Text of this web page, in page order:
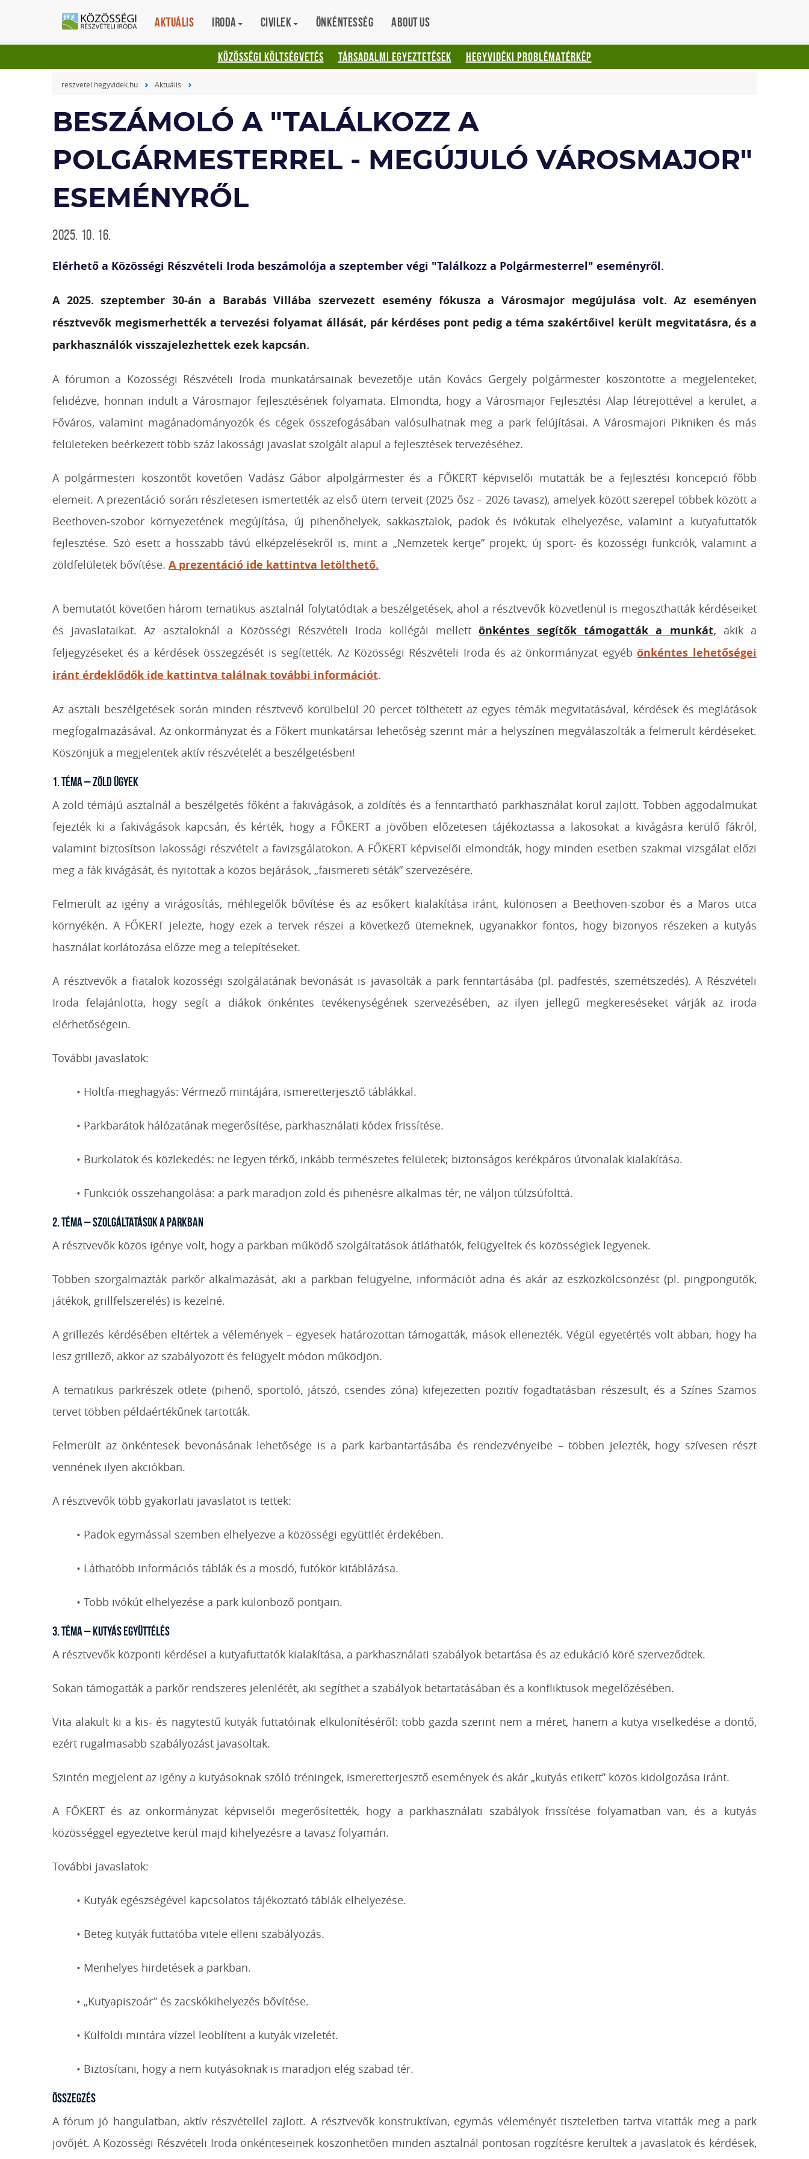
Aktuális Iroda Civilek Önkéntesség About us
KÖZÖSSÉGI KÖLTSÉGVETÉS TÁRSADALMI EGYEZTETÉSEK HEGYVIDÉKI PROBLÉMATÉRKÉP
reszvetel.hegyvidek.hu Aktuális
BESZÁMOLÓ A "TALÁLKOZZ A
POLGÁRMESTERREL - MEGÚJULÓ VÁROSMAJOR"
ESEMÉNYRŐL
2025. 10. 16.
Elérhető a Közösségi Részvételi Iroda beszámolója a szeptember végi "Találkozz a Polgármesterrel" eseményről.
A 2025. szeptember 30-án a Barabás Villába szervezett esemény fókusza a Városmajor megújulása volt. Az eseményen
résztvevők megismerhették a tervezési folyamat állását, pár kérdéses pont pedig a téma szakértőivel került megvitatásra, és a
parkhasználók visszajelezhettek ezek kapcsán.
A fórumon a Közösségi Részvételi Iroda munkatársainak bevezetője után Kovács Gergely polgármester köszöntötte a megjelenteket,
felidézve, honnan indult a Városmajor fejlesztésének folyamata. Elmondta, hogy a Városmajor Fejlesztési Alap létrejöttével a kerület, a
Főváros, valamint magánadományozók és cégek összefogásában valósulhatnak meg a park felújításai. A Városmajori Pikniken és más
felületeken beérkezett több száz lakossági javaslat szolgált alapul a fejlesztések tervezéséhez.
A polgármesteri köszöntőt követően Vadász Gábor alpolgármester és a FŐKERT képviselői mutatták be a fejlesztési koncepció főbb
elemeit. A prezentáció során részletesen ismertették az első ütem terveit (2025 ősz – 2026 tavasz), amelyek között szerepel többek között a
Beethoven-szobor környezetének megújítása, új pihenőhelyek, sakkasztalok, padok és ivókutak elhelyezése, valamint a kutyafuttatók
fejlesztése. Szó esett a hosszabb távú elképzelésekről is, mint a „Nemzetek kertje” projekt, új sport- és közösségi funkciók, valamint a
zöldfelületek bővítése. A prezentáció ide kattintva letölthető.
A bemutatót követően három tematikus asztalnál folytatódtak a beszélgetések, ahol a résztvevők közvetlenül is megoszthatták kérdéseiket
és javaslataikat. Az asztaloknál a Közösségi Részvételi Iroda kollégái mellett önkéntes segítők támogatták a munkát, akik a
feljegyzéseket és a kérdések összegzését is segítették. Az Közösségi Részvételi Iroda és az önkormányzat egyébönkéntes lehetőségei
iránt érdeklődők ide kattintva találnak további információt.
Az asztali beszélgetések során minden résztvevő körülbelül 20 percet tölthetett az egyes témák megvitatásával, kérdések és meglátások
megfogalmazásával. Az önkormányzat és a Főkert munkatársai lehetőség szerint már a helyszínen megválaszolták a felmerült kérdéseket.
Köszönjük a megjelentek aktív részvételét a beszélgetésben!
1. téma – Zöld ügyek
A zöld témájú asztalnál a beszélgetés főként a fakivágások, a zöldítés és a fenntartható parkhasználat körül zajlott. Többen aggodalmukat
fejezték ki a fakivágások kapcsán, és kérték, hogy a FŐKERT a jövőben előzetesen tájékoztassa a lakosokat a kivágásra kerülő fákról,
valamint biztosítson lakossági részvételt a favizsgálatokon.A FŐKERT képviselői elmondták, hogy minden esetben szakmai vizsgálat előzi
meg a fák kivágását, és nyitottak a közös bejárások, „faismereti séták” szervezésére.
Felmerült az igény a virágosítás, méhlegelők bővítése és az esőkert kialakítása iránt, különösen a Beethoven-szobor és a Maros utca
környékén. A FŐKERT jelezte, hogy ezek a tervek részei a következő ütemeknek, ugyanakkor fontos, hogy bizonyos részeken a kutyás
használat korlátozása előzze meg a telepítéseket.
A résztvevők a fiatalok közösségi szolgálatának bevonását is javasolták a park fenntartásába (pl. padfestés, szemétszedés). A Részvételi
Iroda felajánlotta, hogy segít a diákok önkéntes tevékenységének szervezésében, az ilyen jellegű megkereséseket várják az iroda
elérhetőségein.
További javaslatok:
• Holtfa-meghagyás: Vérmező mintájára, ismeretterjesztő táblákkal.
• Parkbarátok hálózatának megerősítése, parkhasználati kódex frissítése.
• Burkolatok és közlekedés: ne legyen térkő, inkább természetes felületek; biztonságos kerékpáros útvonalak kialakítása.
• Funkciók összehangolása: a park maradjon zöld és pihenésre alkalmas tér, ne váljon túlzsúfolttá.
2. téma – Szolgáltatások a parkban
A résztvevők közös igénye volt, hogy a parkban működő szolgáltatások átláthatók, felügyeltek és közösségiek legyenek.
Többen szorgalmazták parkőr alkalmazását, aki a parkban felügyelne, információt adna és akár az eszközkölcsönzést (pl. pingpongütők,
játékok, grillfelszerelés) is kezelné.
A grillezés kérdésében eltértek a vélemények – egyesek határozottan támogatták, mások ellenezték. Végül egyetértés volt abban, hogy ha
lesz grillező, akkor az szabályozott és felügyelt módon működjön.
A tematikus parkrészek ötlete (pihenő, sportoló, játszó, csendes zóna) kifejezetten pozitív fogadtatásban részesült, és a Színes Szamos
tervet többen példaértékűnek tartották.
Felmerült az önkéntesek bevonásának lehetősége is a park karbantartásába és rendezvényeibe – többen jelezték, hogy szívesen részt
vennének ilyen akciókban.
A résztvevők több gyakorlati javaslatot is tettek:
• Padok egymással szemben elhelyezve a közösségi együttlét érdekében.
• Láthatóbb információs táblák és a mosdó, futókör kitáblázása.
• Több ivókút elhelyezése a park különböző pontjain.
3. téma – Kutyás együttélés
A résztvevők központi kérdései a kutyafuttatók kialakítása, a parkhasználati szabályok betartása és az edukáció köré szerveződtek.
Sokan támogatták a parkőr rendszeres jelenlétét, aki segíthet a szabályok betartatásában és a konfliktusok megelőzésében.
Vita alakult ki a kis- és nagytestű kutyák futtatóinak elkülönítéséről: több gazda szerint nem a méret, hanem a kutya viselkedése a döntő,
ezért rugalmasabb szabályozást javasoltak.
Szintén megjelent az igény a kutyásoknak szóló tréningek, ismeretterjesztő események és akár „kutyás etikett” közös kidolgozása iránt.
A FŐKERT és az önkormányzat képviselői megerősítették, hogy a parkhasználati szabályok frissítése folyamatban van, és a kutyás
közösséggel egyeztetve kerül majd kihelyezésre a tavasz folyamán.
További javaslatok:
• Kutyák egészségével kapcsolatos tájékoztató táblák elhelyezése.
• Beteg kutyák futtatóba vitele elleni szabályozás.
• Menhelyes hirdetések a parkban.
• „Kutyapiszoár” és zacskókihelyezés bővítése.
• Külföldi mintára vízzel leöblíteni a kutyák vizeletét.
• Biztosítani, hogy a nem kutyásoknak is maradjon elég szabad tér.
Összegzés
A fórum jó hangulatban, aktív részvétellel zajlott. A résztvevők konstruktívan, egymás véleményét tiszteletben tartva vitatták meg a park
jövőjét. A Közösségi Részvételi Iroda önkénteseinek köszönhetően minden asztalnál pontosan rögzítésre kerültek a javaslatok és kérdések,